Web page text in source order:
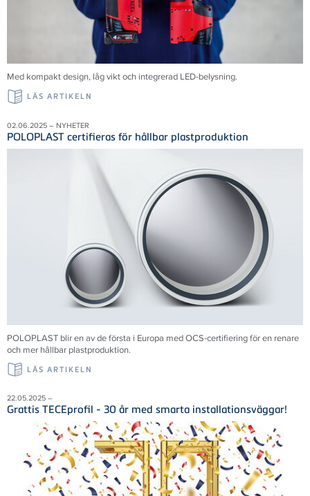
Med kompakt design, låg vikt och integrerad LED-belysning.
LÄS ARTIKELN
02.06.2025 – NYHETER
POLOPLAST certifieras för hållbar plastproduktion
POLOPLAST blir en av de första i Europa med OCS-certifiering för en renare
och mer hållbar plastproduktion.
LÄS ARTIKELN
22.05.2025 –
Grattis TECEprofil - 30 år med smarta installationsväggar!